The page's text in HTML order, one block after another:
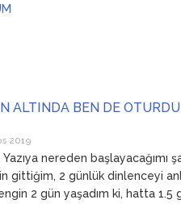
ALTINDA BEN DE
2019
nereden başlayacağımı
gittiğim, 2 günlük dinlenceyi
2 gün yaşadım ki, hatta 1.5